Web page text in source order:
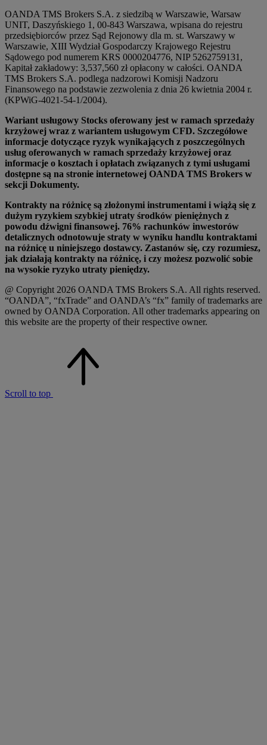
OANDA TMS Brokers S.A. z siedzibą w Warszawie, Warsaw
UNIT, Daszyńskiego 1, 00-843 Warszawa, wpisana do rejestru
przedsiębiorców przez Sąd Rejonowy dla m. st. Warszawy w
Warszawie, XIII Wydział Gospodarczy Krajowego Rejestru
Sądowego pod numerem KRS 0000204776, NIP 5262759131,
Kapitał zakładowy: 3,537,560 zł opłacony w całości. OANDA
TMS Brokers S.A. podlega nadzorowi Komisji Nadzoru
Finansowego na podstawie zezwolenia z dnia 26 kwietnia 2004 r.
(KPWiG-4021-54-1/2004).
Wariant usługowy Stocks oferowany jest w ramach sprzedaży
krzyżowej wraz z wariantem usługowym CFD. Szczegółowe
informacje dotyczące ryzyk wynikających z poszczególnych
usług oferowanych w ramach sprzedaży krzyżowej oraz
informacje o kosztach i opłatach związanych z tymi usługami
dostępne są na stronie internetowej OANDA TMS Brokers w
sekcji Dokumenty.
Kontrakty na różnicę są złożonymi instrumentami i wiążą się z
dużym ryzykiem szybkiej utraty środków pieniężnych z
powodu dźwigni finansowej. 76% rachunków inwestorów
detalicznych odnotowuje straty w wyniku handlu kontraktami
na różnicę u niniejszego dostawcy. Zastanów się, czy rozumiesz,
jak działają kontrakty na różnicę, i czy możesz pozwolić sobie
na wysokie ryzyko utraty pieniędzy.
@ Copyright 2026 OANDA TMS Brokers S.A. All rights reserved.
“OANDA”, “fxTrade” and OANDA’s “fx” family of trademarks are
owned by OANDA Corporation. All other trademarks appearing on
this website are the property of their respective owner.
Scroll to top